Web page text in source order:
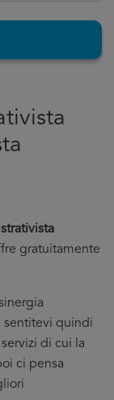
gratuitamente
sentitevi quindi
di cui la
ci pensa